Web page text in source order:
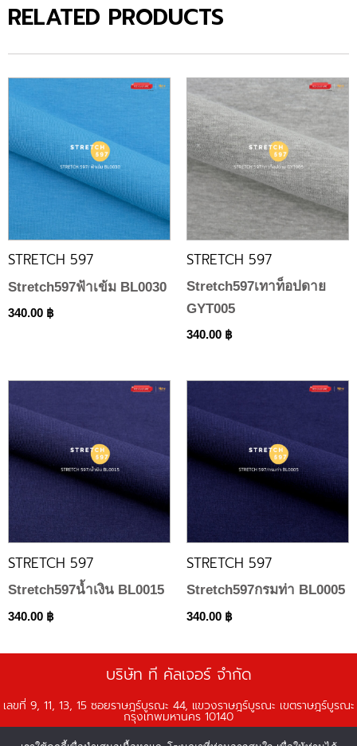
RELATED PRODUCTS
STRETCH 597
Stretch597ฟ้าเข้ม BL0030
340.00 ฿
STRETCH 597
Stretch597เทาท็อปดาย
GYT005
340.00 ฿
STRETCH 597
Stretch597น้ำเงิน BL0015
340.00 ฿
STRETCH 597
Stretch597กรมท่า BL0005
340.00 ฿
บริษัท ที คัลเจอร์ จำกัด
เลขที่ 9, 11, 13, 15 ซอยราษฎร์บูรณะ 44, แขวงราษฎร์บูรณะ เขตราษฎร์บูรณะ
กรุงเทพมหานคร 10140